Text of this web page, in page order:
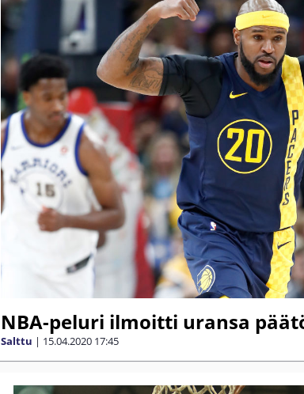
NBA-peluri ilmoitti uransa
Salttu | 15.04.2020 17:45